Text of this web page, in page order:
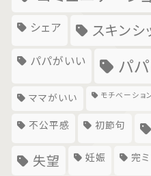
シェア スキンシ
パパがいい パ
ママがいい モチベーショ
不公平感 初節句
失望 妊娠 完ミ